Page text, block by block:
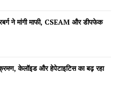
ने मांगी माफी, CSEAM और डीपफेक
केलॉइड और हेपेटाइटिस का बढ़ रहा